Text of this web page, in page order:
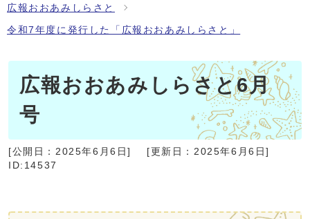
広報おおあみしらさと
令和7年度に発行した「広報おおあみしらさと」
広報おおあみしらさと6月
号
[公開日： 2025年6月6日] [更新日： 2025年6月6日]
ID:14537